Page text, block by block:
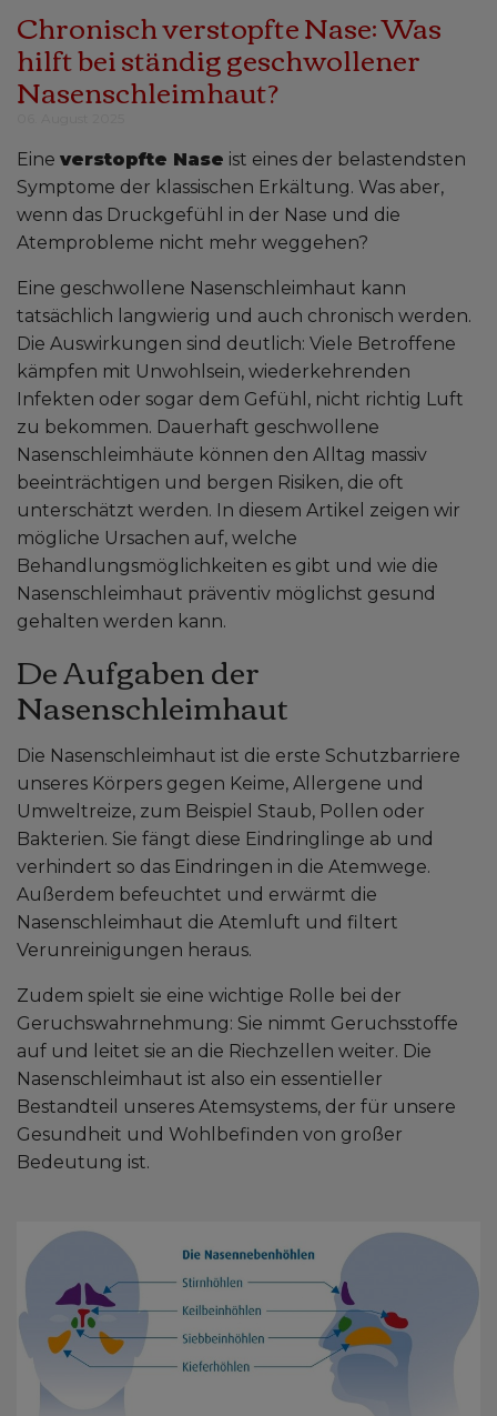
Chronisch verstopfte Nase: Was
hilft bei ständig geschwollener
Nasenschleimhaut?
Eine verstopfte Nase ist eines der belastendsten
Symptome der klassischen Erkältung. Was aber,
wenn das Druckgefühl in der Nase und die
Atemprobleme nicht mehr weggehen?
Eine geschwollene Nasenschleimhaut kann
tatsächlich langwierig und auch chronisch werden.
Die Auswirkungen sind deutlich: Viele Betroffene
kämpfen mit Unwohlsein, wiederkehrenden
Infekten oder sogar dem Gefühl, nicht richtig Luft
zu bekommen. Dauerhaft geschwollene
Nasenschleimhäute können den Alltag massiv
beeinträchtigen und bergen Risiken, die oft
unterschätzt werden. In diesem Artikel zeigen wir
mögliche Ursachen auf, welche
Behandlungsmöglichkeiten es gibt und wie die
Nasenschleimhaut präventiv möglichst gesund
gehalten werden kann.
De Aufgaben der
Nasenschleimhaut
Die Nasenschleimhaut ist die erste Schutzbarriere
unseres Körpers gegen Keime, Allergene und
Umweltreize, zum Beispiel Staub, Pollen oder
Bakterien. Sie fängt diese Eindringlinge ab und
verhindert so das Eindringen in die Atemwege.
Außerdem befeuchtet und erwärmt die
Nasenschleimhaut die Atemluft und filtert
Verunreinigungen heraus.
Zudem spielt sie eine wichtige Rolle bei der
Geruchswahrnehmung: Sie nimmt Geruchsstoffe
auf und leitet sie an die Riechzellen weiter. Die
Nasenschleimhaut ist also ein essentieller
Bestandteil unseres Atemsystems, der für unsere
Gesundheit und Wohlbefinden von großer
Bedeutung ist.